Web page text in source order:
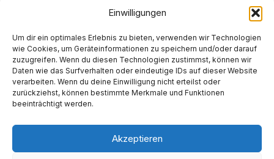
Einwilligungen
Um dir ein optimales Erlebnis zu bieten, verwenden wir Technologien
wie Cookies, um Geräteinformationen zu speichern und/oder darauf
zuzugreifen. Wenn du diesen Technologien zustimmst, können wir
Daten wie das Surfverhalten oder eindeutige IDs auf dieser Website
verarbeiten. Wenn du deine Einwilligung nicht erteilst oder
zurückziehst, können bestimmte Merkmale und Funktionen
beeinträchtigt werden.
Akzeptieren
die Auswahl, den Erwerb, bzw. die Bestellung der
gewählten Produkte, Waren sowie verbundener
Leistungen, als auch deren Bezahlung und
Zustellung, bzw. Ausführung zu ermöglichen. Sofern
für die Ausführung einer Bestellung erforderlich,
setzen wir Dienstleister, insbesondere Post-,
Lieferung, bzw. Ausführung gegenüber unseren
Kunden durchzuführen. Für die Abwicklung der